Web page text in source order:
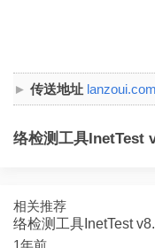
传送地址 lanzoui.com
络检测工具InetTest
相关推荐
络检测工具InetTest
1年前